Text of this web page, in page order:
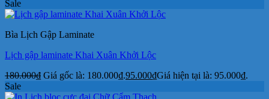
Sale
Bìa Lịch Gập Laminate
Lịch gập laminate Khai Xuân Khởi Lộc
180.000₫ Giá gốc là: 180.000₫.95.000₫Giá hiện tại là: 95.000₫.
Sale